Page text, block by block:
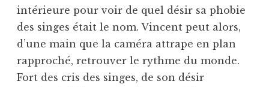
intérieure pour voir de quel désir sa phobie
des singes était le nom. Vincent peut alors,
d’une main que la caméra attrape en plan
rapproché, retrouver le rythme du monde.
Fort des cris des singes, de son désir